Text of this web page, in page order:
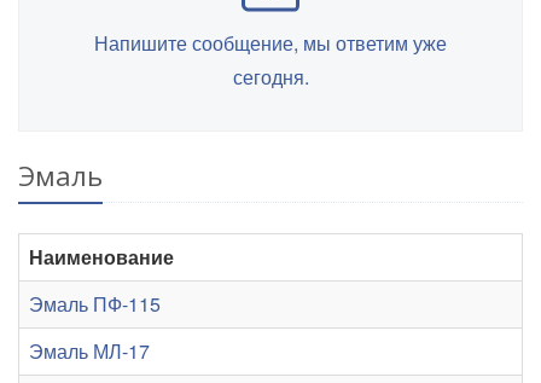
Напишите сообщение, мы ответим уже
сегодня.
Эмаль
Наименование
Эмаль ПФ-115
Эмаль МЛ-17